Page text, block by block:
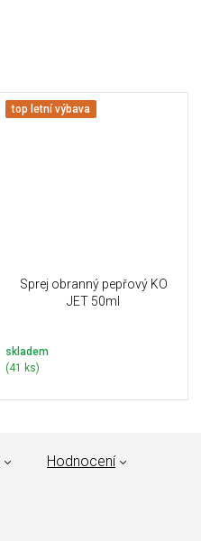
top letní výbava
Sprej obranný pepřový KO
JET 50ml
skladem
(41 ks)
Hodnocení